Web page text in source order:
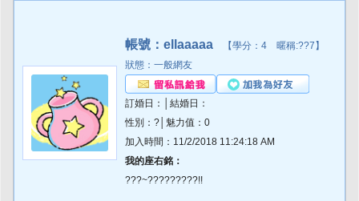
帳號：ellaaaaa 【學分：4 暱稱:??7】
狀態：一般網友
訂婚日：│結婚日：
性別：?│魅力值：0
加入時間：11/2/2018 11:24:18 AM
我的座右銘：
???~?????????!!